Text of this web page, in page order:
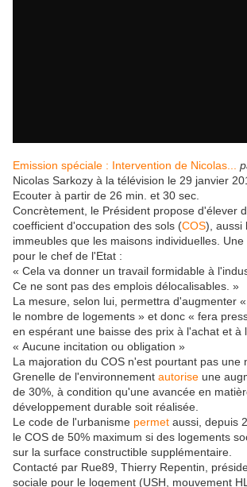
Emission spéciale : Intervention de Nicolas...
Nicolas Sarkozy à la télévision le 29 janvier
Ecouter à partir de 26 min. et 30 sec.
Concrètement, le Président propose d'élever
coefficient d'occupation des sols (COS), aussi
immeubles que les maisons individuelles. Une
pour le chef de l'Etat :
« Cela va donner un travail formidable à
Ce ne sont pas des emplois délocalisables. »
La mesure, selon lui, permettra d'augmenter
le nombre de logements » et donc « fera
en espérant une baisse des prix à l'achat et à
« Aucune incitation ou obligation »
La majoration du COS n'est pourtant pas une
Grenelle de l'environnement autorise une
de 30%, à condition qu'une avancée en
développement durable soit réalisée.
Le code de l'urbanisme permet aussi, depuis
le COS de 50% maximum si des logements
sur la surface constructible supplémentaire.
Contacté par Rue89, Thierry Repentin,
sociale pour le logement (USH, mouvement